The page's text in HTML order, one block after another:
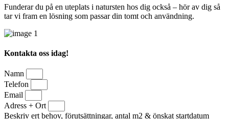
Funderar du på en uteplats i natursten hos dig också – hör av dig så
tar vi fram en lösning som passar din tomt och användning.
Kontakta oss idag!
Namn
Telefon
Email
Adress + Ort
Beskriv ert behov, förutsättningar, antal m2 & önskat startdatum